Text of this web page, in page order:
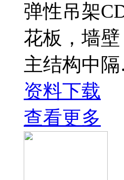
弹性吊架
花板，墙
主结构中
资料下载
查看更多